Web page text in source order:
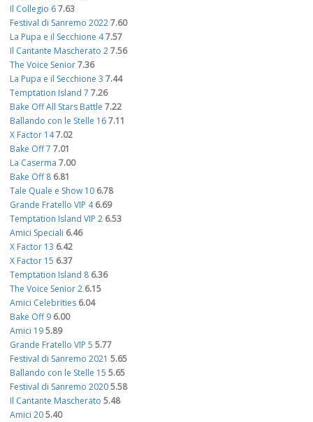
Il Collegio 67.63
Festival di Sanremo 20227.60
La Pupa e il Secchione 47.57
Il Cantante Mascherato 27.56
The Voice Senior7.36
La Pupa e il Secchione 3 7.44
Temptation Island 7 7.26
Bake Off All Stars Battle 7.22
Ballando con le Stelle 167.11
X Factor 147.02
Bake Off 7 7.01
La Caserma 7.00
Bake Off 8 6.81
Tale Quale e Show 10 6.78
Grande Fratello VIP 4 6.69
Temptation Island VIP 2 6.53
Amici Speciali 6.46
X Factor 13 6.42
X Factor 15 6.37
Temptation Island 8 6.36
The Voice Senior 2 6.15
Amici Celebrities 6.04
Bake Off 9 6.00
Amici 195.89
Grande Fratello VIP 5 5.77
Festival di Sanremo 2021 5.65
Ballando con le Stelle 15 5.65
Festival di Sanremo 20205.58
Il Cantante Mascherato 5.48
Amici 205.40